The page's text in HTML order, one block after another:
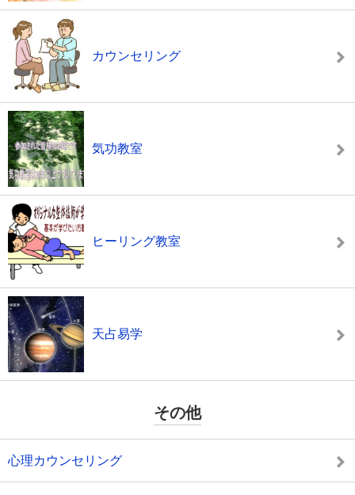
カウンセリング
気功教室
ヒーリング教室
天占易学
その他
心理カウンセリング